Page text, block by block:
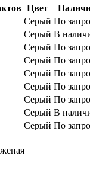
Цвет
Серый По
Серый В
Серый По
Серый По
Серый По
Серый По
Серый По
Серый В
Серый По